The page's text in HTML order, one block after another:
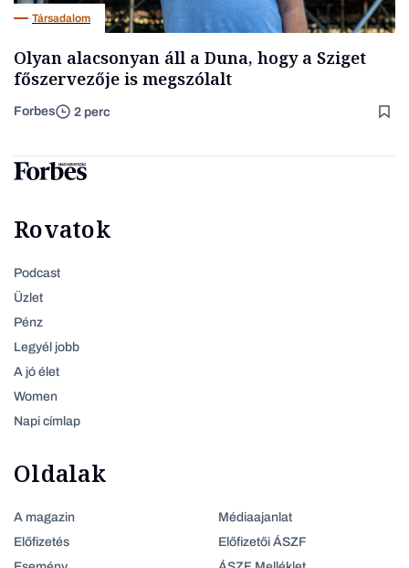
Társadalom
Olyan alacsonyan áll a Duna, hogy a Sziget
főszervezője is megszólalt
Forbes 2 perc
Rovatok
Podcast
Üzlet
Pénz
Legyél jobb
A jó élet
Women
Napi címlap
Oldalak
A magazin
Előfizetés
Médiaajanlat
Előfizetői ÁSZF